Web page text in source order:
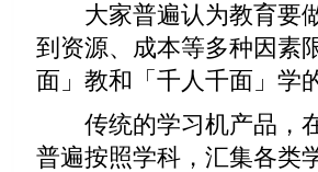
大家普遍认为教育要做
到资源、成本等多种因素
面」教和「千人千面」学
传统的学习机产品，在
普遍按照学科，汇集各类